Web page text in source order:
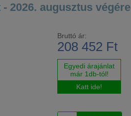
2026. augusztus végére
Bruttó ár:
208 452 Ft
Egyedi árajánlat
már 1db-tól!
Katt ide!